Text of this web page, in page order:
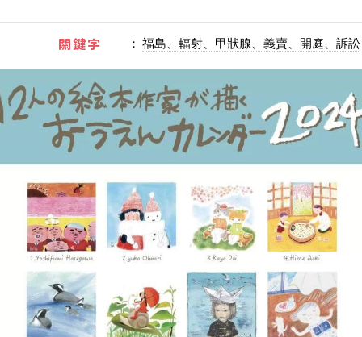
關鍵字 ： 福島、輻射、甲狀腺、義賣、開庭、訴訟